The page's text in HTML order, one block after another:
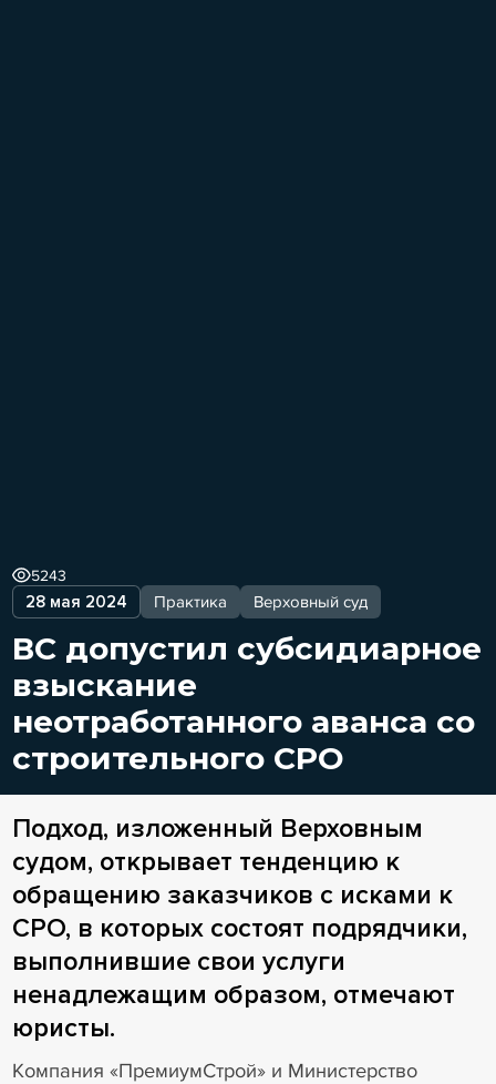
28 мая 2024 Практика Верховный суд
5243
ВС допустил субсидиарное
взыскание
неотработанного аванса со
строительного СРО
Подход, изложенный Верховным
судом, открывает тенденцию к
обращению заказчиков с исками к
СРО, в которых состоят подрядчики,
выполнившие свои услуги
ненадлежащим образом, отмечают
юристы.
Компания «ПремиумСтрой» и Министерство